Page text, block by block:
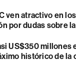
ven atractivo en
por dudas sobre
US$350 millones
histórico de la